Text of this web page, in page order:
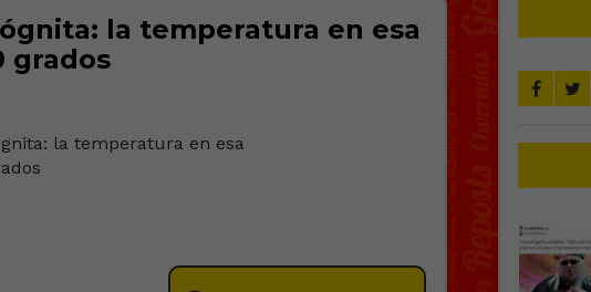
la temperatura en esa
grados